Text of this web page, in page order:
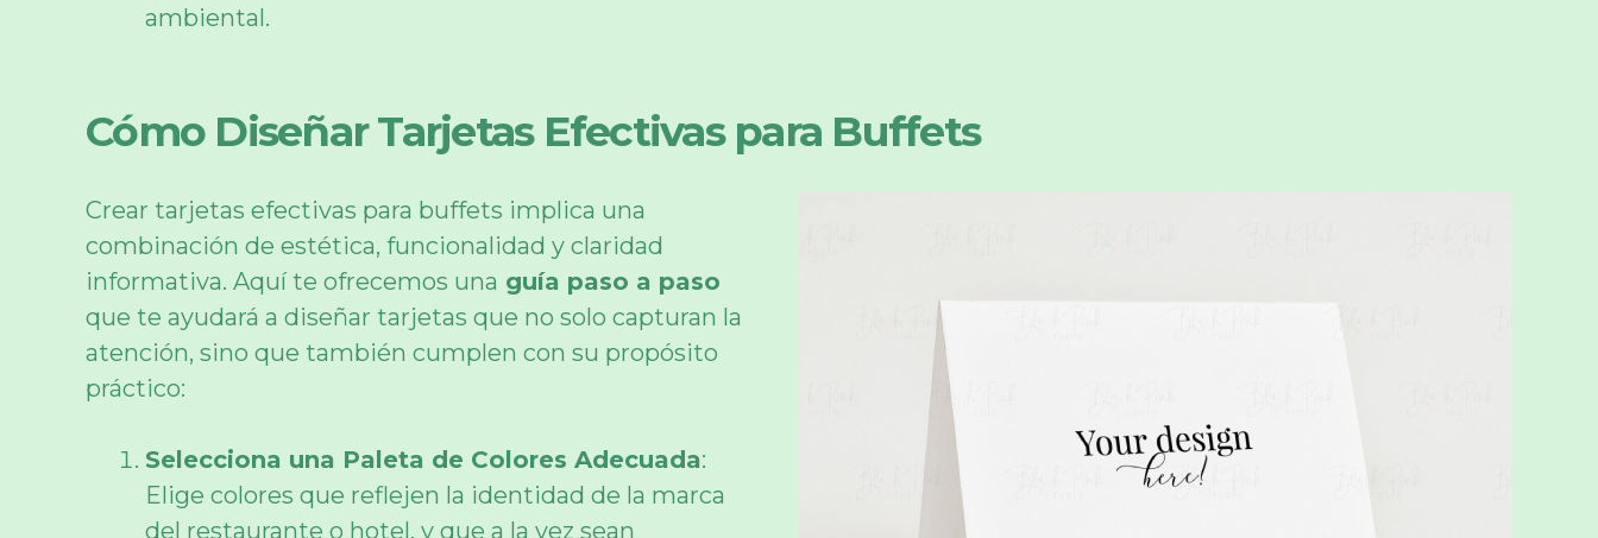
ambiental.
Cómo Diseñar Tarjetas Efectivas para Buffets
Crear tarjetas efectivas para buffets implica una
combinación de estética, funcionalidad y claridad
informativa. Aquí te ofrecemos una guía paso a paso
que te ayudará a diseñar tarjetas que no solo capturan la
atención, sino que también cumplen con su propósito
práctico:
Selecciona una Paleta de Colores Adecuada:
Elige colores que reflejen la identidad de la marca
del restaurante o hotel, y que a la vez sean